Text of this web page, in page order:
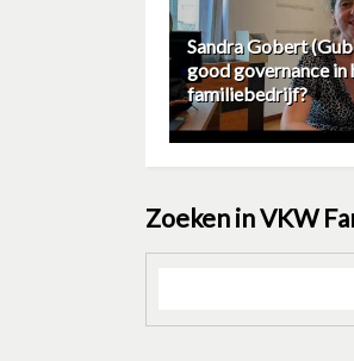
Sandra Gobert
good governance in
familiebedrijf?
Zoeken in VKW